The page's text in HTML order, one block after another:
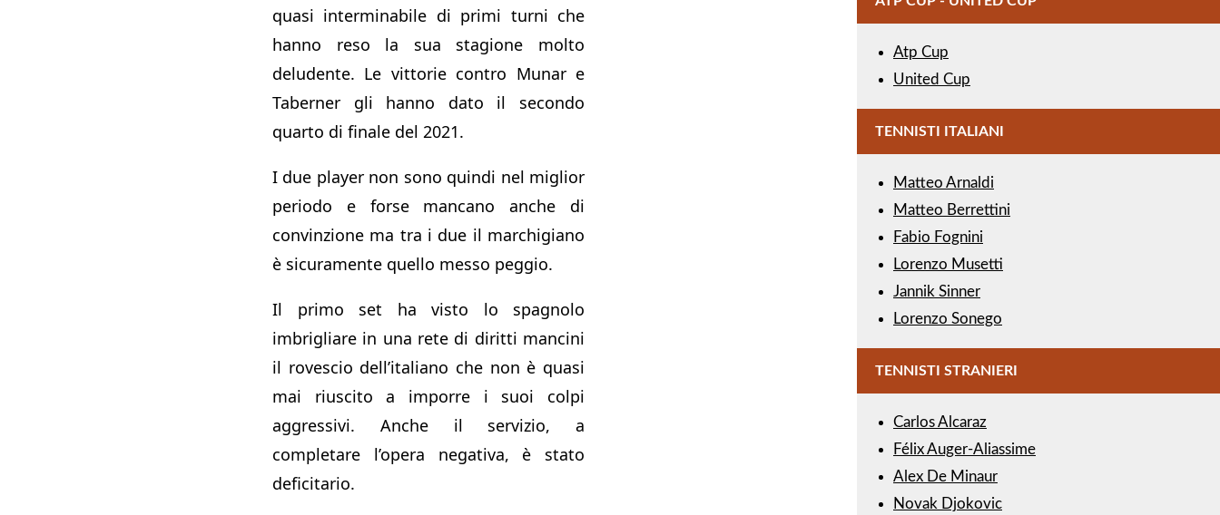
quasi interminabile di primi turni che
hanno reso la sua stagione molto
deludente. Le vittorie contro Munar e
Taberner gli hanno dato il secondo
quarto di finale del 2021.
I due player non sono quindi nel miglior
periodo e forse mancano anche di
convinzione ma tra i due il marchigiano
è sicuramente quello messo peggio.
Il primo set ha visto lo spagnolo
imbrigliare in una rete di diritti mancini
il rovescio dell’italiano che non è quasi
mai riuscito a imporre i suoi colpi
aggressivi. Anche il servizio, a
completare l’opera negativa, è stato
deficitario.
Atp Cup
United Cup
TENNISTI ITALIANI
Matteo Arnaldi
Matteo Berrettini
Fabio Fognini
Lorenzo Musetti
Jannik Sinner
Lorenzo Sonego
TENNISTI STRANIERI
Carlos Alcaraz
Félix Auger-Aliassime
Alex De Minaur
Novak Djokovic